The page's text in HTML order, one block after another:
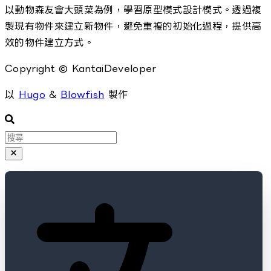
以動物森友會大頭菜為例，學習原型模式設計模式。透過複
製現有物件來建立新物件，避免重複的初始化過程，提供高
效的物件建立方式。
Copyright © KantaiDeveloper
以Hugo&Blowfish製作